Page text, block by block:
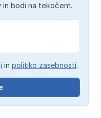
in bodi na tekočem.
in politiko zasebnosti.